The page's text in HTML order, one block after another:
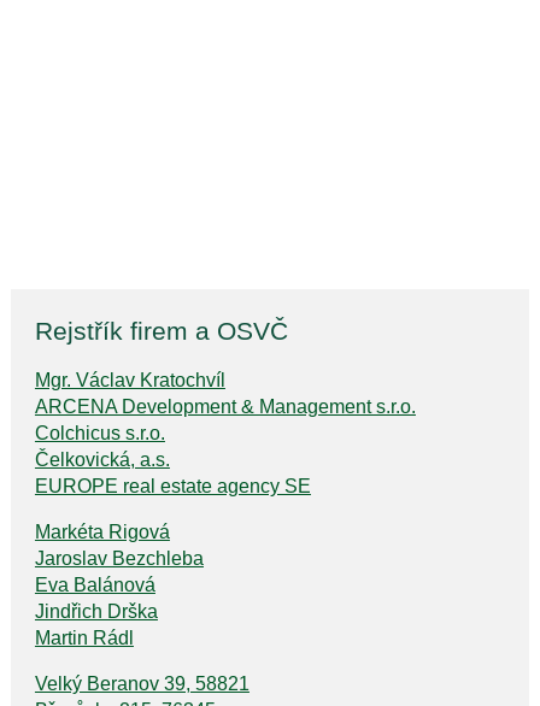
Rejstřík firem a OSVČ
Mgr. Václav Kratochvíl
ARCENA Development & Management s.r.o.
Colchicus s.r.o.
Čelkovická, a.s.
EUROPE real estate agency SE
Markéta Rigová
Jaroslav Bezchleba
Eva Balánová
Jindřich Drška
Martin Rádl
Velký Beranov 39, 58821